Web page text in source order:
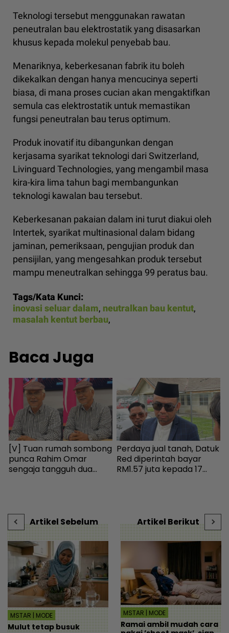
Teknologi tersebut menggunakan rawatan
peneutralan bau elektrostatik yang disasarkan
khusus kepada molekul penyebab bau.
Menariknya, keberkesanan fabrik itu boleh
dikekalkan dengan hanya mencucinya seperti
biasa, di mana proses cucian akan mengaktifkan
semula cas elektrostatik untuk memastikan
fungsi peneutralan bau terus optimum.
Produk inovatif itu dibangunkan dengan
kerjasama syarikat teknologi dari Switzerland,
Livinguard Technologies, yang mengambil masa
kira-kira lima tahun bagi membangunkan
teknologi kawalan bau tersebut.
Keberkesanan pakaian dalam ini turut diakui oleh
Intertek, syarikat multinasional dalam bidang
jaminan, pemeriksaan, pengujian produk dan
pensijilan, yang mengesahkan produk tersebut
mampu meneutralkan sehingga 99 peratus bau.
Tags/Kata Kunci:
inovasi seluar dalam, neutralkan bau kentut,
masalah kentut berbau,
Baca Juga
[V] Tuan rumah sombong
punca Rahim Omar
sengaja tangguh dua
Perdaya jual tanah, Datuk
Red diperintah bayar
RM1.57 juta kepada 17
Artikel Sebelum
MSTAR | MODE
Mulut tetap busuk
Artikel Berikut
MSTAR | MODE
Ramai ambil mudah cara